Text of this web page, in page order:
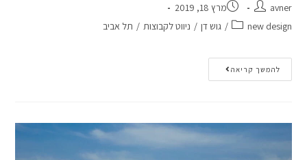
avner
מרץ 18, 2019
new design
/ גוש דן / ניווט לקבוצות / תל אביב
להמשך קריאה